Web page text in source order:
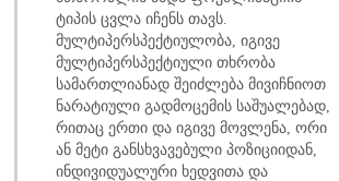
ტიპის ცვლა იჩენს თავს.
მულტიპერსპექტიულობა, იგივე
მულტიპერსპექტიული თხრობა
სამართლიანად შეიძლება მივიჩნიოთ
ნარატიული გადმოცემის საშუალებად,
რითაც ერთი და იგივე მოვლენა, ორი
ან მეტი განსხვავებული პოზიციიდან,
ინდივიდუალური ხედვითა და